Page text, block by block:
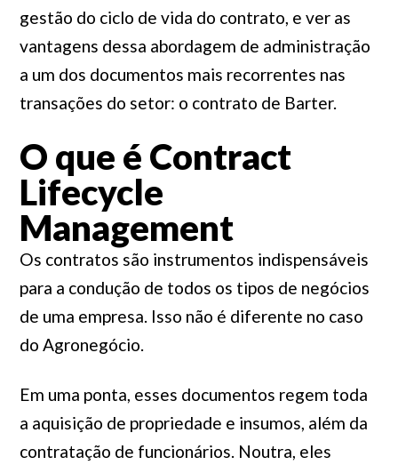
gestão do ciclo de vida do contrato, e ver as
vantagens dessa abordagem de administração
a um dos documentos mais recorrentes nas
transações do setor: o contrato de Barter.
O que é Contract
Lifecycle
Management
Os contratos são instrumentos indispensáveis
para a condução de todos os tipos de negócios
de uma empresa. Isso não é diferente no caso
do Agronegócio.
Em uma ponta, esses documentos regem toda
a aquisição de propriedade e insumos, além da
contratação de funcionários. Noutra, eles